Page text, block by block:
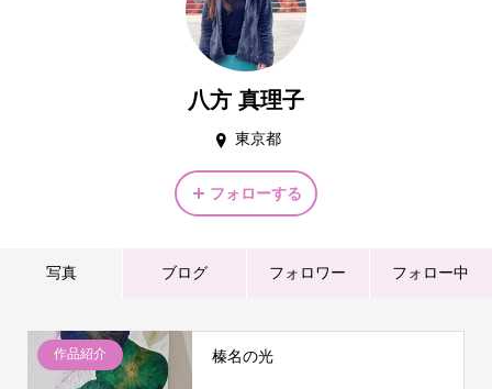
八方 真理子
東京都
フォローする
写真 ブログ フォロワー フォロー中
作品紹介 榛名の光